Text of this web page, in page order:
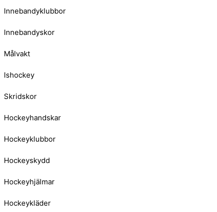
Innebandyklubbor
Innebandyskor
Målvakt
Ishockey
Skridskor
Hockeyhandskar
Hockeyklubbor
Hockeyskydd
Hockeyhjälmar
Hockeykläder